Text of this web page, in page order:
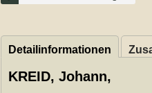
Detailinformationen
KREID, Johann,